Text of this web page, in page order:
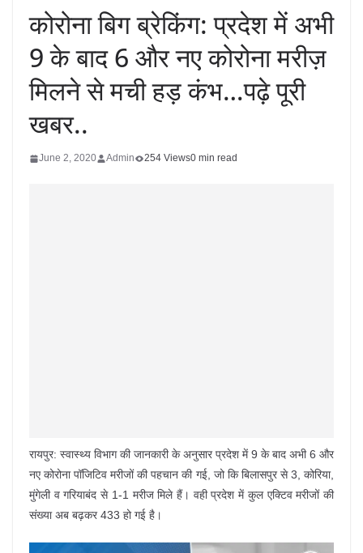
कोरोना बिग ब्रेकिंग: प्रदेश में अभी
9 के बाद 6 और नए कोरोना मरीज़
मिलने से मची हड़ कंभ…पढ़े पूरी
खबर..
June 2, 2020 Admin 254 Views0 min read
रायपुर: स्वास्थ्य विभाग की जानकारी के अनुसार प्रदेश में 9 के बाद अभी 6 और
नए कोरोना पॉजिटिव मरीजों की पहचान की गई, जो कि बिलासपुर से 3, कोरिया,
मुंगेली व गरियाबंद से 1-1 मरीज मिले हैं। वही प्रदेश में कुल एक्टिव मरीजों की
संख्या अब बढ़कर 433 हो गई है।